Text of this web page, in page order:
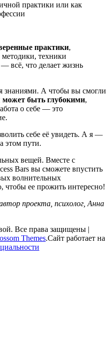
практики или как
практики,
техники
всё, что делает жизнь
знаниями. А чтобы вы смогли
может быть глубокими,
о себе — это
себе её увидеть. А я —
этом пути.
вещей. Вместе с
Bars вы сможете впустить
волнительных
чтобы ее прожить интересно!
проекта, психолог, Анна
Все права защищены |
Themes.Сайт работает на